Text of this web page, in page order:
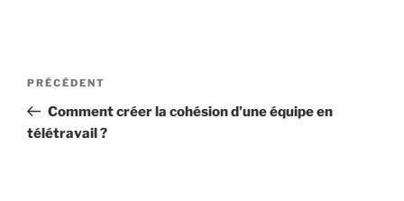
Navigation
l’article
Article
précédent
PRÉCÉDENT
Comment créer la cohésion d’une équipe en
télétravail ?